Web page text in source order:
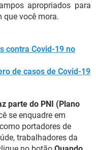
apropriados para
que você mora.
contra Covid-19 no
de casos de Covid-19
parte do PNI (Plano
se enquadre em
portadores de
trabalhadores da